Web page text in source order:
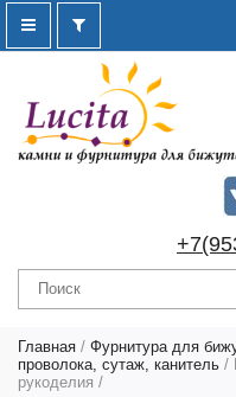
Главная / Фурнитура для
проволока, сутаж, канитель /
рукоделия /